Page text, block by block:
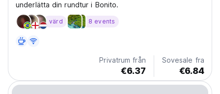
underlätta din rundtur i Bonito.
värd 8 events
Privatrum från
€6.37
Sovesale fra
€6.84